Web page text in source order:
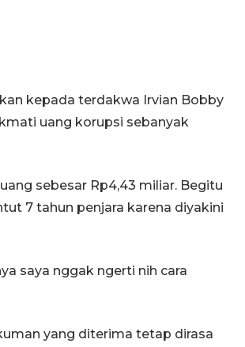
kepada terdakwa Irvian Bobby
uang korupsi sebanyak
sebesar Rp4,43 miliar. Begitu
7 tahun penjara karena diyakini
saya nggak ngerti nih cara
yang diterima tetap dirasa